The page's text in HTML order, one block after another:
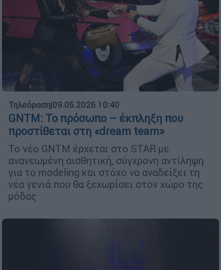
Τηλεόραση|09.05.2026 10:40
GNTM: Το πρόσωπο – έκπληξη που
προστίθεται στη «dream team»
Το νέο GNTM έρχεται στο STAR με
ανανεωμένη αισθητική, σύγχρονη αντίληψη
για το modeling και στόχο να αναδείξει τη
νέα γενιά που θα ξεχωρίσει στον χώρο της
μόδας